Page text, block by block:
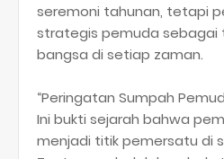
seremoni tahunan, tetapi
strategis pemuda sebagai
bangsa di setiap zaman.
“Peringatan Sumpah
Ini bukti sejarah bahwa
menjadi titik pemersatu di